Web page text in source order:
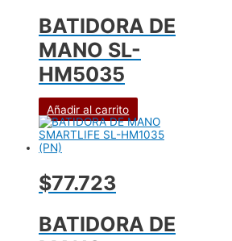
BATIDORA DE
MANO SL-
HM5035
Añadir al carrito
$77.723
BATIDORA DE